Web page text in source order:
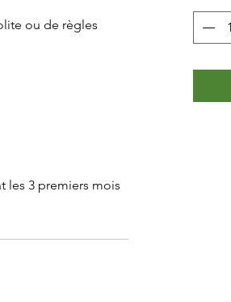
ou de règles
les 3 premiers mois